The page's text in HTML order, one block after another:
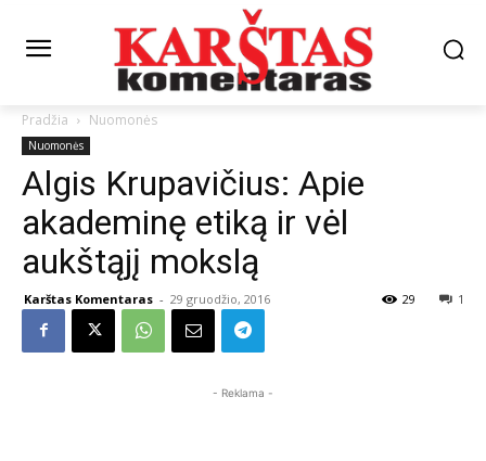
Pradžia Nuomonės
Nuomonės
Algis Krupavičius: Apie
akademinę etiką ir vėl
aukštąjį mokslą
Karštas Komentaras - 29 gruodžio, 2016 1
29
- Reklama -